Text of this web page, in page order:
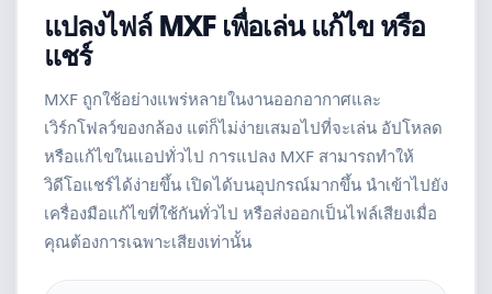
แปลงไฟล์ MXF เพื่อเล่น แก้ไข หรือ
แชร์
MXF ถูกใช้อย่างแพร่หลายในงานออกอากาศและ
เวิร์กโฟลว์ของกล้อง แต่ก็ไม่ง่ายเสมอไปที่จะเล่น อัปโหลด
หรือแก้ไขในแอปทั่วไป การแปลง MXF สามารถทำให้
วิดีโอแชร์ได้ง่ายขึ้น เปิดได้บนอุปกรณ์มากขึ้น นำเข้าไปยัง
เครื่องมือแก้ไขที่ใช้กันทั่วไป หรือส่งออกเป็นไฟล์เสียงเมื่อ
คุณต้องการเฉพาะเสียงเท่านั้น